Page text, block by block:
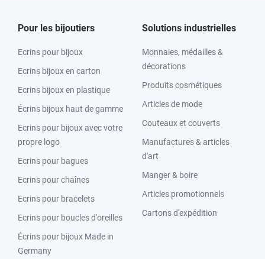
Pour les bijoutiers
Ecrins pour bijoux
Ecrins bijoux en carton
Ecrins bijoux en plastique
Écrins bijoux haut de gamme
Ecrins pour bijoux avec votre
propre logo
Ecrins pour bagues
Ecrins pour chaînes
Ecrins pour bracelets
Ecrins pour boucles d'oreilles
Écrins pour bijoux Made in
Germany
Solutions industrielles
Monnaies, médailles &
décorations
Produits cosmétiques
Articles de mode
Couteaux et couverts
Manufactures & articles
d'art
Manger & boire
Articles promotionnels
Cartons d'expédition